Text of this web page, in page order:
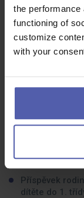
the performance
functioning of
customize
with your
Pracovní
dobu
Příspěvek na
Příspěvek na
Roční bonus a
Příspěvek na
Příspěvek na
cafeterie.
Příspěvek
dítěte do 1.